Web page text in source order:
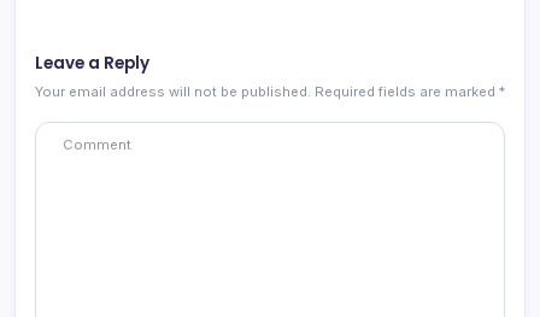
Leave a Reply
Your email address will not be published. Required fields are marked *